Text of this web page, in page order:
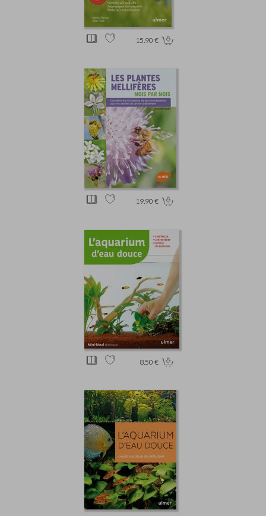
15.90 €
19.90 €
8.50 €